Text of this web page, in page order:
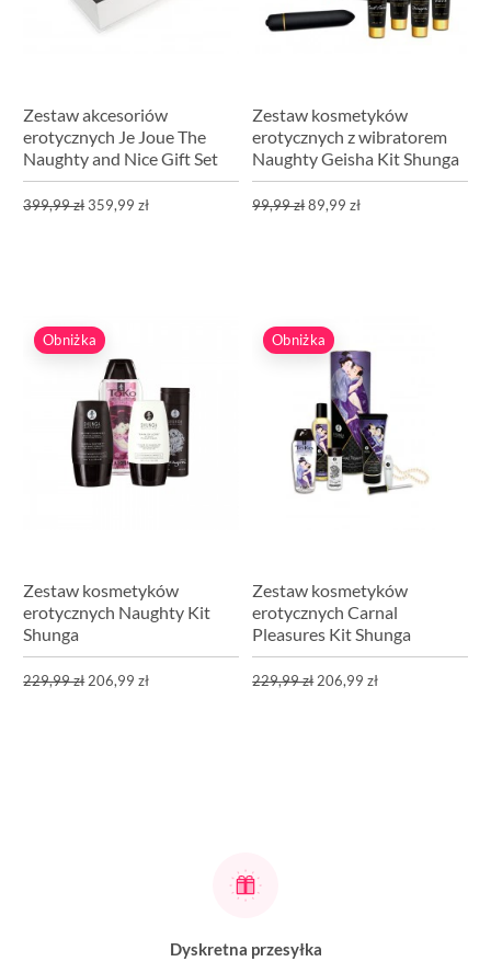
Zestaw akcesoriów
erotycznych Je Joue The
Naughty and Nice Gift Set
399,99 zł359,99 zł
Zestaw kosmetyków
erotycznych z wibratorem
Naughty Geisha Kit Shunga
99,99 zł89,99 zł
Obniżka
Zestaw kosmetyków
erotycznych Naughty Kit
Shunga
229,99 zł 206,99 zł
Obniżka
Zestaw kosmetyków
erotycznych Carnal
Pleasures Kit Shunga
229,99 zł 206,99 zł
Dyskretna przesyłka